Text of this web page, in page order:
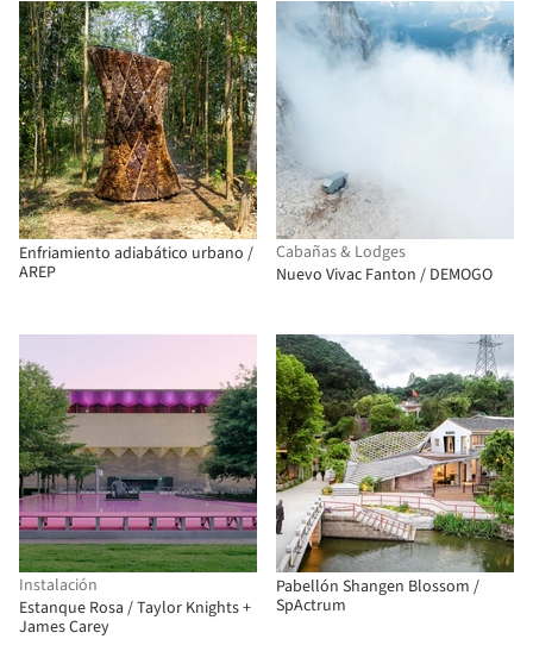
Enfriamiento adiabático urbano /
AREP
Cabañas & Lodges
Nuevo Vivac Fanton / DEMOGO
Instalación
Estanque Rosa / Taylor Knights +
James Carey
Pabellón Shangen Blossom /
SpActrum